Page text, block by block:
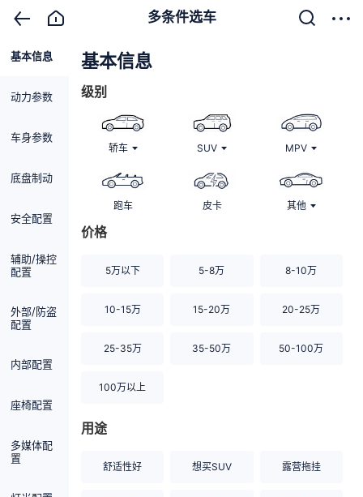
多条件选车
基本信息
动力参数
车身参数
底盘制动
安全配置
辅助/操控
配置
外部/防盗
配置
内部配置
座椅配置
多媒体配
置
基本信息
级别
轿车 SUV MPV
跑车 皮卡 其他
价格
5万以下 5-8万 8-10万
10-15万 15-20万 20-25万
25-35万 35-50万 50-100万
100万以上
用途
舒适性好 想买SUV 露营拖挂